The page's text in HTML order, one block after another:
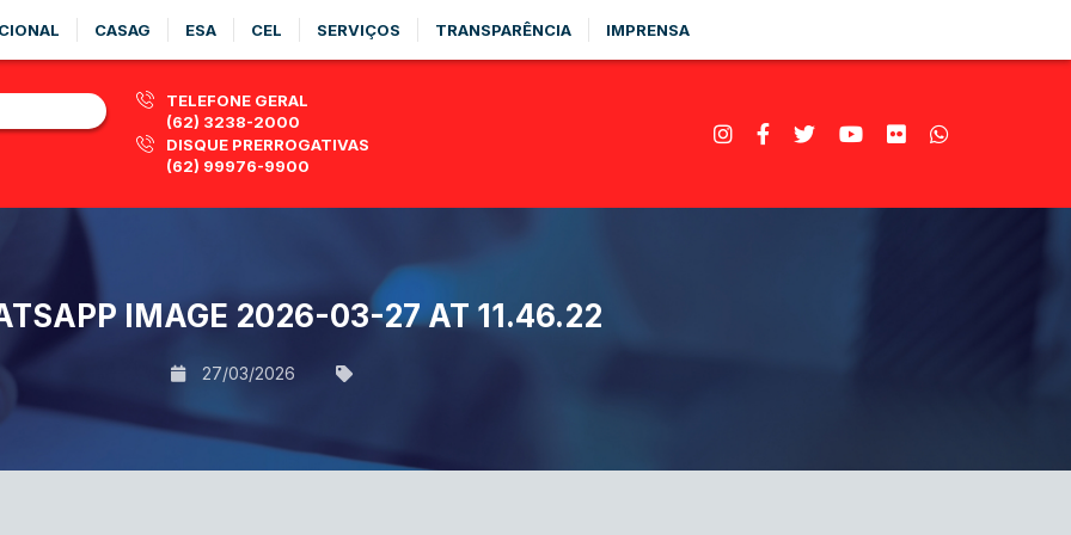
CASAG ESA CEL SERVIÇOS TRANSPARÊNCIA IMPRENSA
TELEFONE GERAL
(62) 3238-2000
DISQUE PRERROGATIVAS
(62) 99976-9900
IMAGE 2026-03-27 AT 11.46.22
27/03/2026